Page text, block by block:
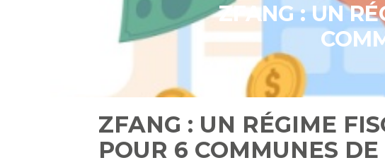
ZFANG : UN
ZFANG : UN RÉGIME
POUR 6 COMMUNES